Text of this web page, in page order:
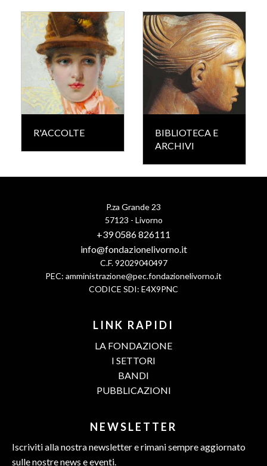
R'ACCOLTE
BIBLIOTECA E
ARCHIVI
P.za Grande 23
57123 - Livorno
+39 0586 826111
info@fondazionelivorno.it
C.F. 92029040497
PEC: amministrazione@pec.fondazionelivorno.it
CODICE SDI: E4X9PNC
LINK RAPIDI
LA FONDAZIONE
I SETTORI
BANDI
PUBBLICAZIONI
NEWSLETTER
Iscriviti alla nostra newsletter e rimani sempre aggiornato
sulle nostre news e eventi.